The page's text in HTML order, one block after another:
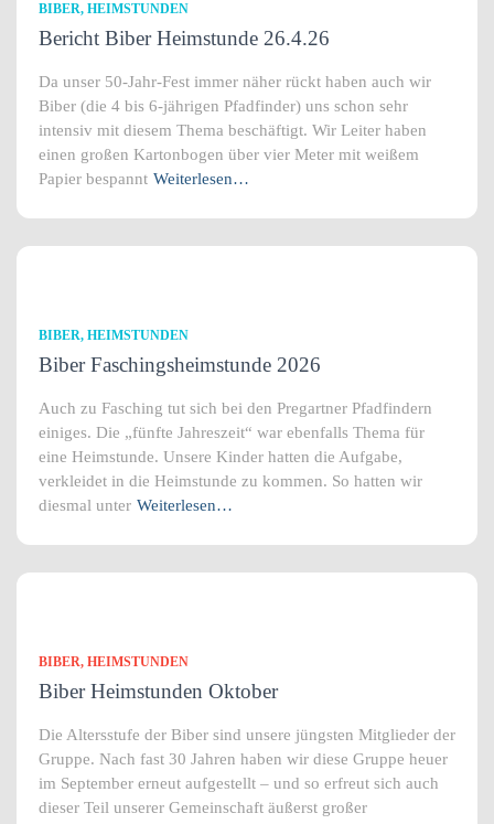
BIBER HEIMSTUNDEN
Bericht Biber Heimstunde 26.4.26
Da unser 50-Jahr-Fest immer näher rückt haben auch wir
Biber (die 4 bis 6-jährigen Pfadfinder) uns schon sehr
intensiv mit diesem Thema beschäftigt. Wir Leiter haben
einen großen Kartonbogen über vier Meter mit weißem
Papier bespannt Weiterlesen…
BIBER HEIMSTUNDEN
Biber Faschingsheimstunde 2026
Auch zu Fasching tut sich bei den Pregartner Pfadfindern
einiges. Die „fünfte Jahreszeit“ war ebenfalls Thema für
eine Heimstunde. Unsere Kinder hatten die Aufgabe,
verkleidet in die Heimstunde zu kommen. So hatten wir
diesmal unter Weiterlesen…
BIBER HEIMSTUNDEN
Biber Heimstunden Oktober
Die Altersstufe der Biber sind unsere jüngsten Mitglieder der
Gruppe. Nach fast 30 Jahren haben wir diese Gruppe heuer
im September erneut aufgestellt – und so erfreut sich auch
dieser Teil unserer Gemeinschaft äußerst großer